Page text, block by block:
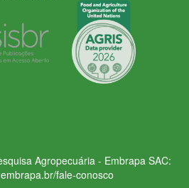
Agropecuária - Embrapa SAC:
fale-conosco